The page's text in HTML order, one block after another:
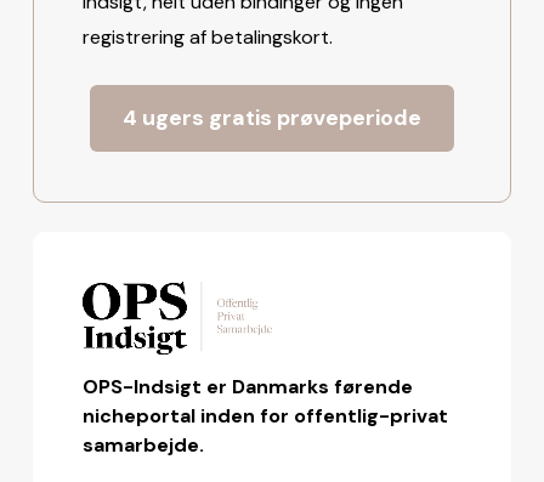
registrering af betalingskort.
4 ugers gratis prøveperiode
OPS-Indsigt er Danmarks førende
nicheportal inden for offentlig-privat
samarbejde.